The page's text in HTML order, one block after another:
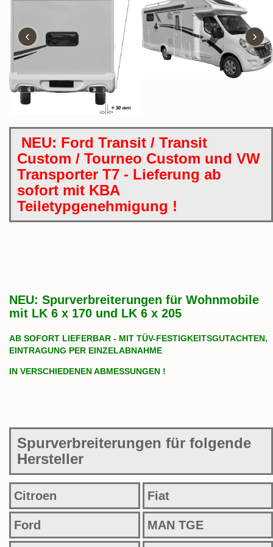
‹ ›
NEU: Ford Transit / Transit
Custom / Tourneo Custom und VW
Transporter T7 - Lieferung ab
sofort mit KBA
Teiletypgenehmigung !
NEU: Spurverbreiterungen für Wohnmobile
mit LK 6 x 170 und LK 6 x 205
AB SOFORT LIEFERBAR - MIT TÜV-FESTIGKEITSGUTACHTEN,
EINTRAGUNG PER EINZELABNAHME
IN VERSCHIEDENEN ABMESSUNGEN !
Spurverbreiterungen für folgende
Hersteller
Citroen Fiat
Ford MAN TGE